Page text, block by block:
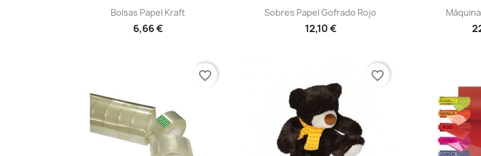
Vista rápida
Bolsas Papel Kraft
6,66 €
Vista rápida
Sobres Papel Gofrado Rojo
12,10 €

favorite_border favorite_border